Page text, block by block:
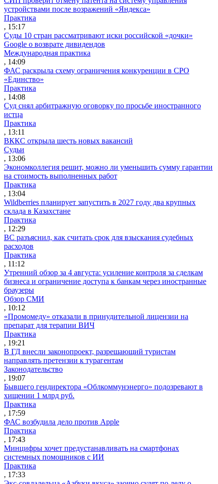
устройствами после возражений «Яндекса»
Практика
, 15:17
Суды 10 стран рассматривают иски российской «дочки»
Google о возврате дивидендов
Международная практика
, 14:09
ФАС раскрыла схему ограничения конкуренции в СРО
«Единство»
Практика
, 14:08
Суд снял арбитражную оговорку по просьбе иностранного
истца
Практика
, 13:11
ВККС открыла шесть новых вакансий
Судьи
, 13:06
Экономколлегия решит, можно ли уменьшить сумму гарантии
на стоимость выполненных работ
Практика
, 13:04
Wildberries планирует запустить в 2027 году два крупных
склада в Казахстане
Практика
, 12:29
ВС разъяснил, как считать срок для взыскания судебных
расходов
Практика
, 11:12
Утренний обзор за 4 августа: усиление контроля за сделкам
бизнеса и ограничение доступа к банкам через иностранные
браузеры
Обзор СМИ
, 10:12
«Промомеду» отказали в принудительной лицензии на
препарат для терапии ВИЧ
Практика
, 19:21
В ГД внесли законопроект, разрешающий туристам
направлять претензии к турагентам
Законодательство
, 19:07
Бывшего гендиректора «Облкоммунэнерго» подозревают в
хищении 1 млрд руб.
Практика
, 17:59
ФАС возбудила дело против Apple
Практика
, 17:43
Минцифры хочет предустанавливать на смартфонах
системных помощников с ИИ
Практика
, 17:33